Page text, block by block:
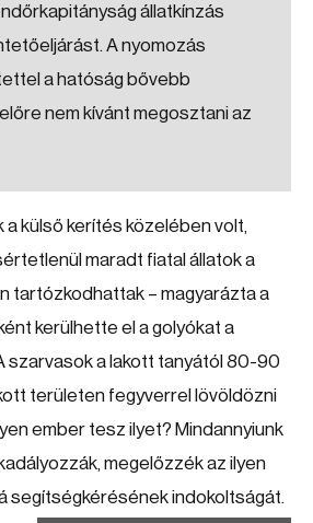
állatkínzás
A nyomozás
a hatóság bővebb
nem kívánt megosztani az
a külső kerítés közelében volt,
maradt fiatal állatok a
tartózkodhattak – magyarázta a
kerülhette el a golyókat a
szarvasok a lakott tanyától 80-90
területen fegyverrel lövöldözni
ember tesz ilyet? Mindannyiunk
megelőzzék az ilyen
segítségkérésének indokoltságát.